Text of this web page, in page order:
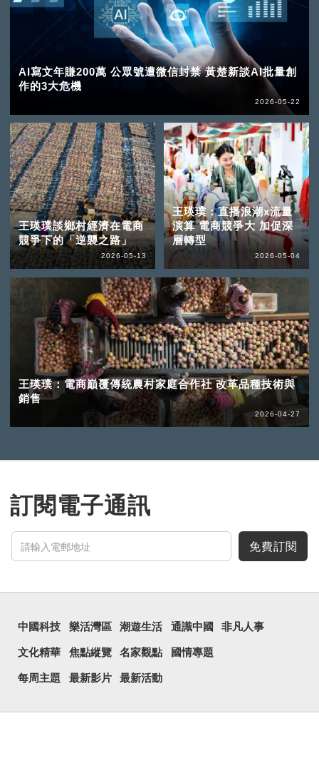
AI寫文年賺200萬 公眾號遭微信封禁 黃楚新談AI批量創
作的3大危機
2026-05-22
王瑛璞談鄉村經濟在電商
競爭下的「逆襲之路」
2026-05-13
王瑛璞：直播浪潮x流量
演算 電商競爭大 加促深
層轉型
2026-05-04
王瑛璞：電商巔覆傳統農村家庭合作社 改革品種技術與
銷售
2026-04-27
訂閱電子通訊
免費訂閱
中國科技 樂活灣區 潮遊生活 通識中國 非凡人事
文化精華 焦點縱覽 名家觀點 國情專題
每周主題 最新影片 最新活動